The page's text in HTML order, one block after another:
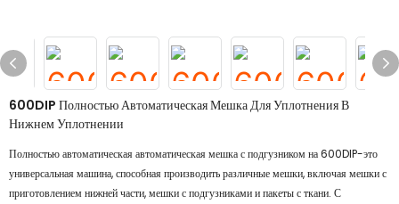
600DIP Полностью Автоматическая Мешка Для Уплотнения В
Нижнем Уплотнении
Полностью автоматическая автоматическая мешка с подгузником на 600DIP-это
универсальная машина, способная производить различные мешки, включая мешки с
приготовлением нижней части, мешки с подгузниками и пакеты с ткани. С